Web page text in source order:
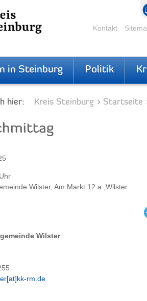
Kontakt
in Steinburg Politik
hier: Kreis Steinburg Startseite
Wilster, Am Markt 12 a ,Wilster
Wilster
rm.de